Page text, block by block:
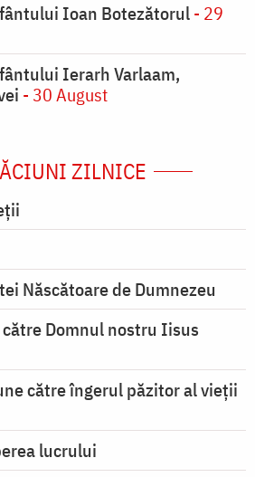
Ioan Botezătorul- 29
Ierarh Varlaam,
- 30 August
ZILNICE
Născătoare de Dumnezeu
Domnul nostru Iisus
către îngerul păzitor al vieții
lucrului